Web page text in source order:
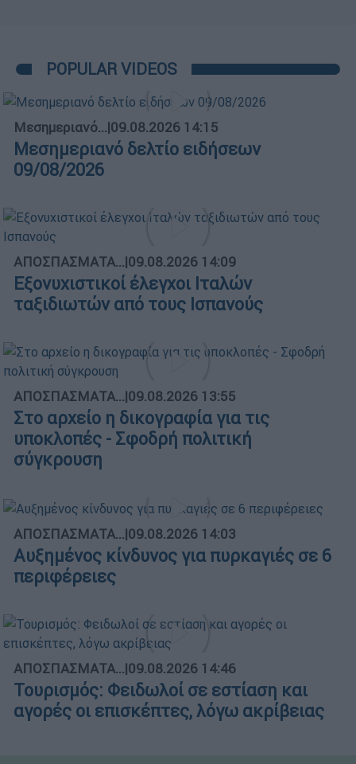
POPULAR VIDEOS
Μεσημεριανό...|09.08.2026 14:15
Μεσημεριανό δελτίο ειδήσεων
09/08/2026
ΑΠΟΣΠΑΣΜΑΤΑ...|09.08.2026 14:09
Εξονυχιστικοί έλεγχοι Ιταλών
ταξιδιωτών από τους Ισπανούς
ΑΠΟΣΠΑΣΜΑΤΑ...|09.08.2026 13:55
Στο αρχείο η δικογραφία για τις
υποκλοπές - Σφοδρή πολιτική
σύγκρουση
ΑΠΟΣΠΑΣΜΑΤΑ...|09.08.2026 14:03
Αυξημένος κίνδυνος για πυρκαγιές σε 6
περιφέρειες
ΑΠΟΣΠΑΣΜΑΤΑ...|09.08.2026 14:46
Τουρισμός: Φειδωλοί σε εστίαση και
αγορές οι επισκέπτες, λόγω ακρίβειας